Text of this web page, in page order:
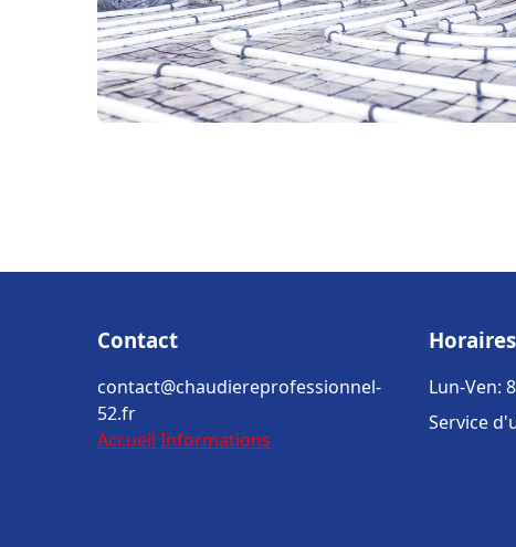
Contact
contact@chaudiereprofessionnel-
52.fr
Accueil Informations
Horaires
Lun-Ven:
Service